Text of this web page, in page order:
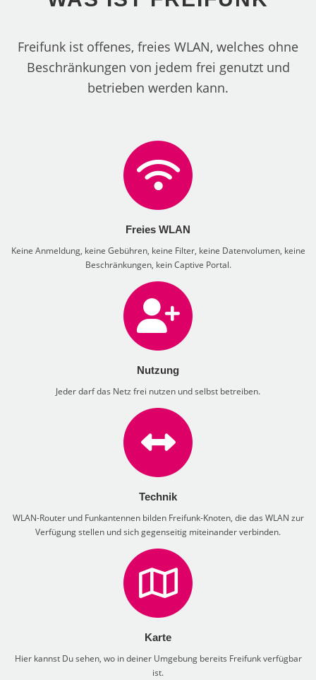
Freifunk ist offenes, freies WLAN, welches ohne
Beschränkungen von jedem frei genutzt und
betrieben werden kann.
Freies WLAN
Keine Anmeldung, keine Gebühren, keine Filter, keine Datenvolumen, keine
Beschränkungen, kein Captive Portal.
Nutzung
Jeder darf das Netz frei nutzen und selbst betreiben.
Technik
WLAN-Router und Funkantennen bilden Freifunk-Knoten, die das WLAN zur
Verfügung stellen und sich gegenseitig miteinander verbinden.
Karte
Hier kannst Du sehen, wo in deiner Umgebung bereits Freifunk verfügbar
ist.